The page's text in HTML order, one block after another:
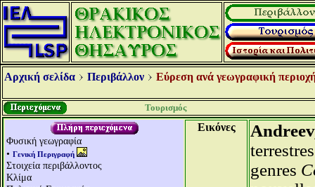
Αρχική σελίδα Περιβάλλον Εύρεση ανά γεωγραφική
Τουρισμός
Φυσική γεωγραφία
• Γενική Περιγραφή
Στοιχεία περιβάλλοντος
Κλίμα
Εικόνες
genres